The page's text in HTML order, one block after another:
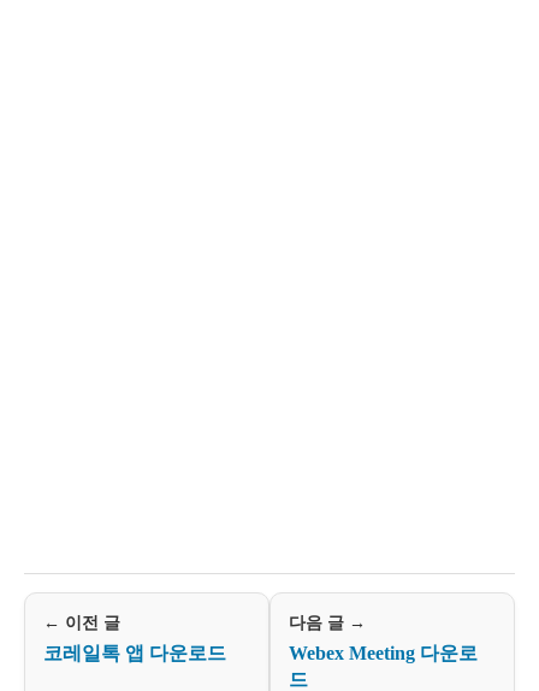
← 이전 글
코레일톡 앱 다운로드
다음 글 →
Webex Meeting 다운로
드